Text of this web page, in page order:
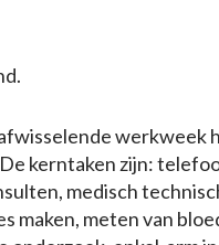
werkweek
kerntaken zijn:
medisch
maken, meten van